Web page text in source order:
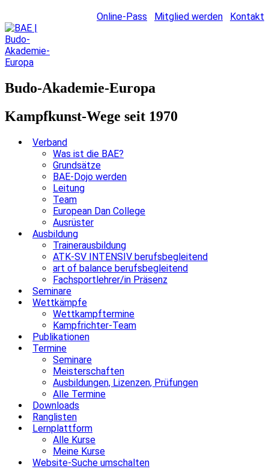
Online-Pass Mitglied werden Kontakt
Budo-Akademie-Europa
Kampfkunst-Wege seit 1970
Verband
Was ist die BAE?
Grundsätze
BAE-Dojo werden
Leitung
Team
European Dan College
Ausrüster
Ausbildung
Trainerausbildung
ATK-SV INTENSIV berufsbegleitend
art of balance berufsbegleitend
Fachsportlehrer/in Präsenz
Seminare
Wettkämpfe
Wettkampftermine
Kampfrichter-Team
Publikationen
Termine
Seminare
Meisterschaften
Ausbildungen, Lizenzen, Prüfungen
Alle Termine
Downloads
Ranglisten
Lernplattform
Alle Kurse
Meine Kurse
Website-Suche umschalten